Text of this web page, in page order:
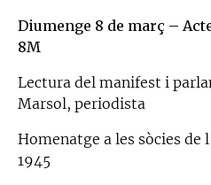
Diumenge 8 de març –
8M
Lectura del manifest i
Marsol, periodista
Homenatge a les sòcies de
1945